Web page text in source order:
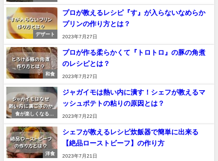
デザート
プロが教えるレシピ『す』が入らないなめらか
プリンの作り方とは？
2023年7月27日
和食
プロが作る柔らかくて『トロトロ』の豚の角煮
のレシピとは？
2023年7月27日
食が楽しくなる豆
ジャガイモは熱い内に潰す！シェフが教えるマ
ッシュポテトの粘りの原因とは？
2023年7月22日
洋食
シェフが教えるレシピ炊飯器で簡単に出来る
【絶品ローストビーフ】の作り方
2023年7月21日